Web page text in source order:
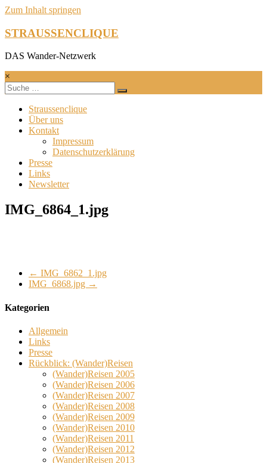
Zum Inhalt springen
STRAUSSENCLIQUE
DAS Wander-Netzwerk
×
Straussenclique
Über uns
Kontakt
Impressum
Datenschutzerklärung
Presse
Links
Newsletter
IMG_6864_1.jpg
← IMG_6862_1.jpg
IMG_6868.jpg →
Kategorien
Allgemein
Links
Presse
Rückblick: (Wander)Reisen
(Wander)Reisen 2005
(Wander)Reisen 2006
(Wander)Reisen 2007
(Wander)Reisen 2008
(Wander)Reisen 2009
(Wander)Reisen 2010
(Wander)Reisen 2011
(Wander)Reisen 2012
(Wander)Reisen 2013